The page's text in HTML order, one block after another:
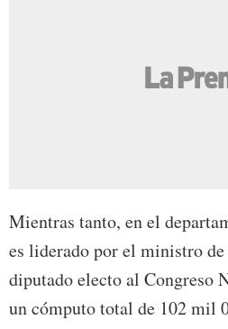
Mientras tanto, en el
es liderado por el ministro
diputado electo al Congreso
un cómputo total de 102 mil